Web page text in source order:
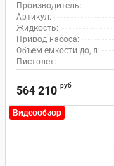
Производитель:
Артикул:
Жидкость:
Привод насоса:
Объем емкости до, л:
Пистолет:
564 210 руб
Видеообзор